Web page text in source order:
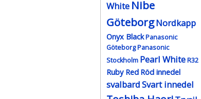
White Nibe
GöteborgNordkapp
Onyx Black Panasonic
Göteborg Panasonic
Stockholm Pearl White R32
Ruby Red Röd innedel
svalbardSvart innedel